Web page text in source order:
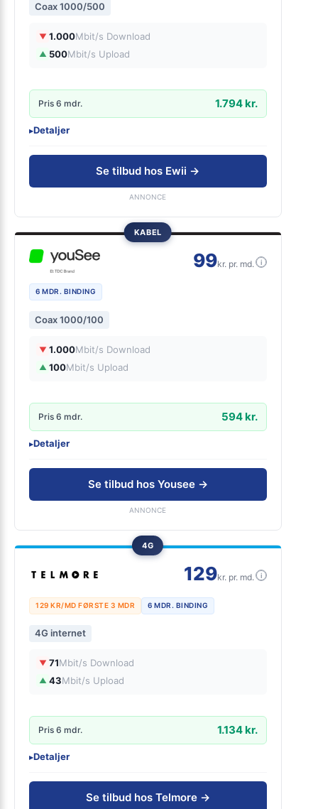
Coax 1000/500
▼ 1.000Mbit/s Download
▲ 500Mbit/s Upload
Pris 6 mdr. 1.794 kr.
▸Detaljer
Se tilbud hos Ewii →
ANNONCE
KABEL
99kr. pr. md. i
6 MDR. BINDING
Coax 1000/100
▼ 1.000Mbit/s Download
▲ 100Mbit/s Upload
Pris 6 mdr. 594 kr.
▸Detaljer
Forsendelse 99 kr.Se tilbud hos Yousee →
ANNONCE
4G
129kr. pr. md. i
129 KR/MD FØRSTE 3 MDR 6 MDR. BINDING
4G internet
▼ 71Mbit/s Download
▲ 43Mbit/s Upload
Pris 6 mdr. 1.134 kr.
▸Detaljer
Inkl. 4G- lånerouterSe tilbud hos Telmore →